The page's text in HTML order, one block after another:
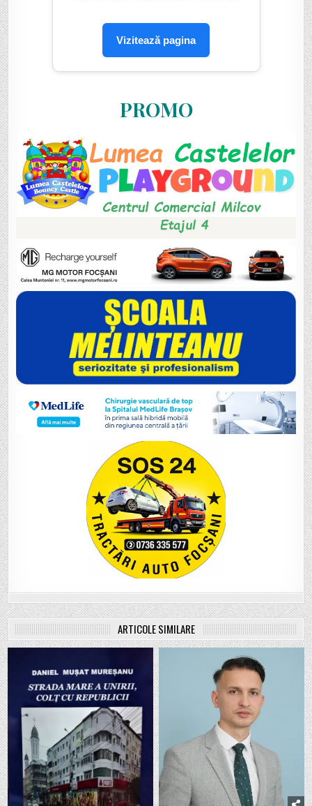
Vizitează pagina
PROMO
ARTICOLE SIMILARE